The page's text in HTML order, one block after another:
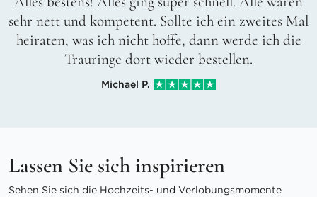
sehr nett und kompetent. Sollte ich ein zweites Mal
heiraten, was ich nicht hoffe, dann werde ich die
Trauringe dort wieder bestellen.
Michael P.
Lassen Sie sich inspirieren
Sehen Sie sich die Hochzeits- und Verlobungsmomente